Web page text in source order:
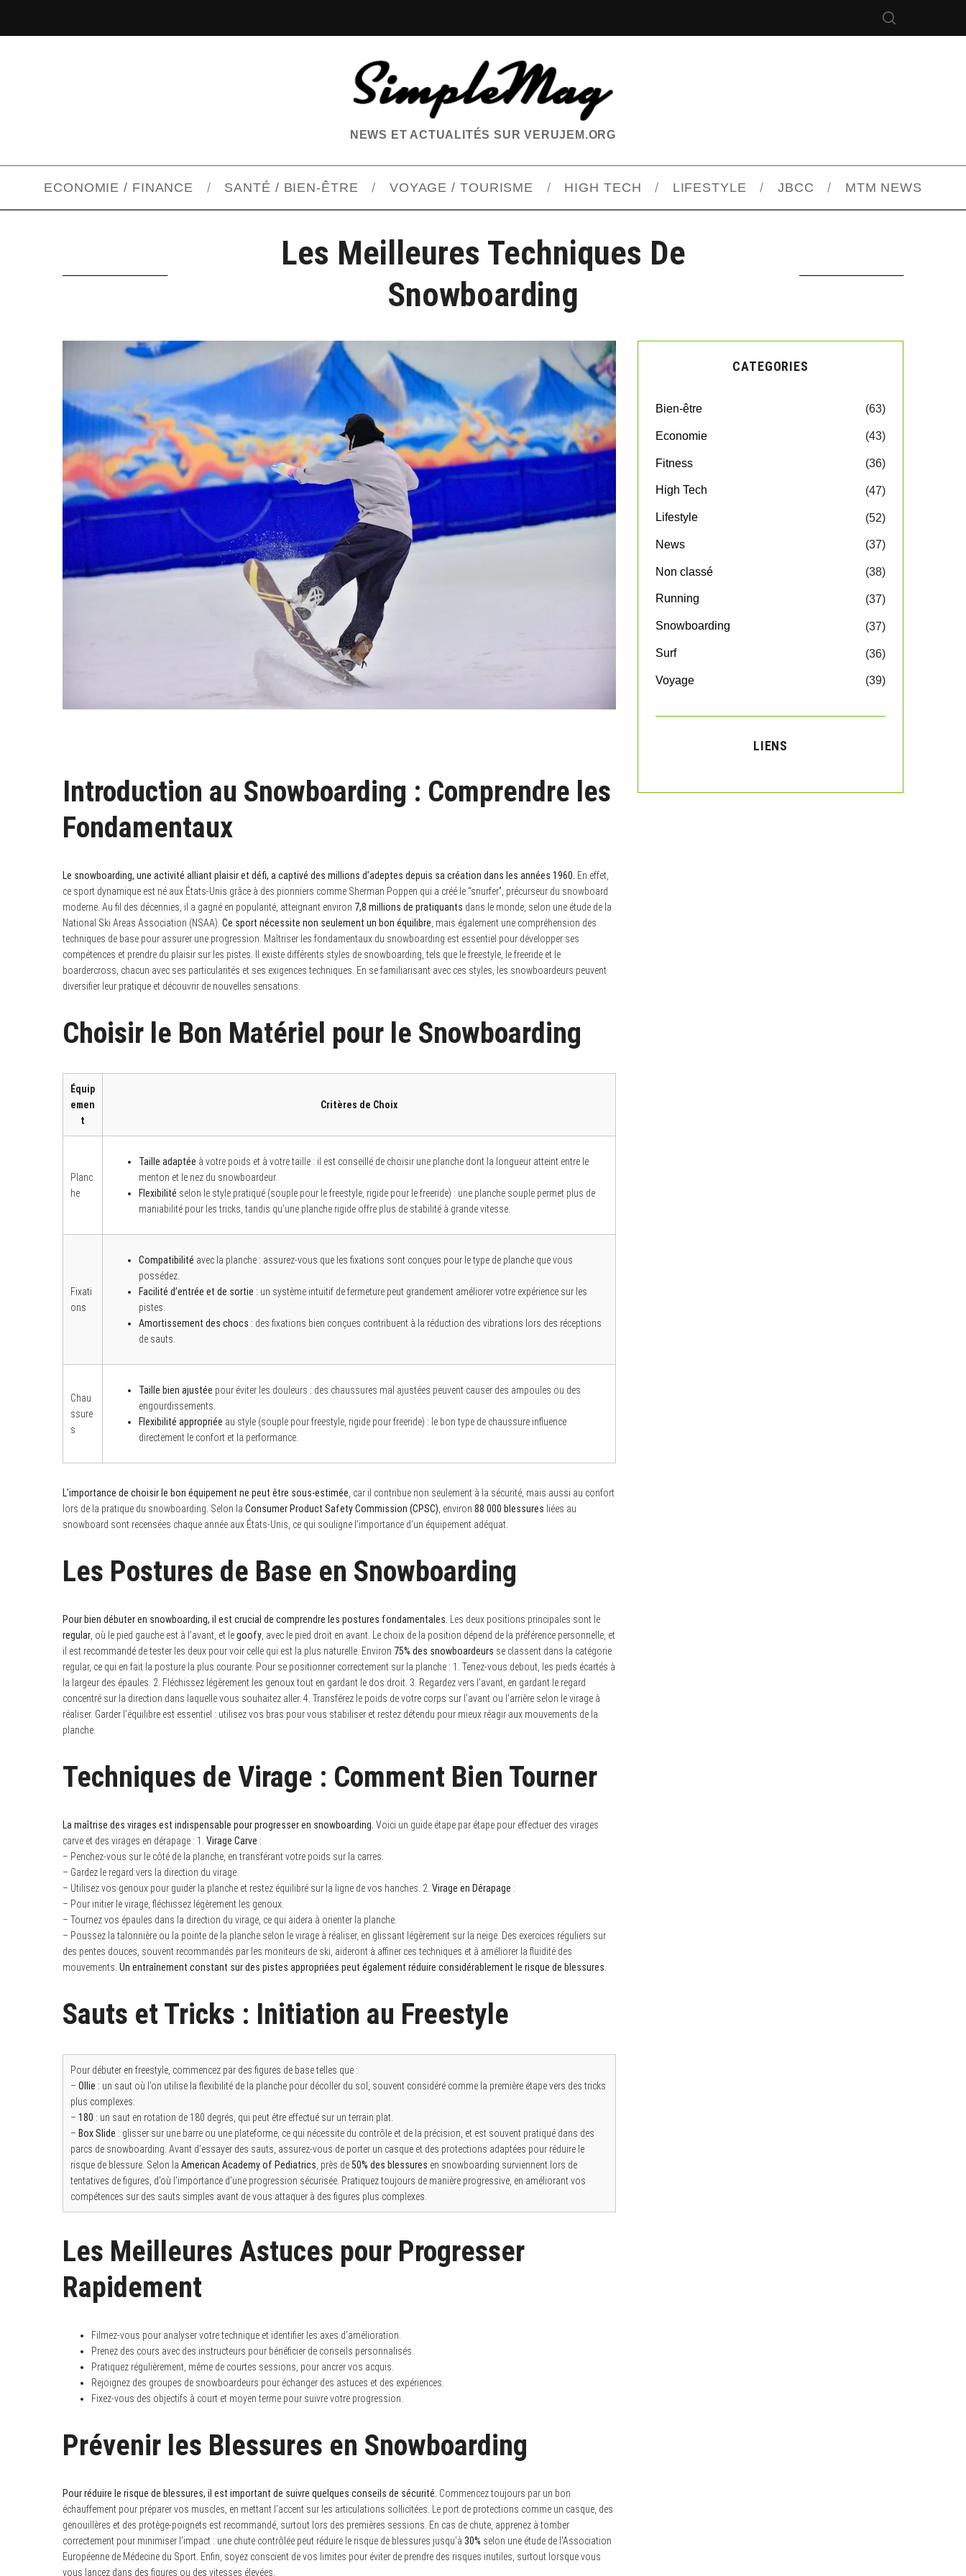
NEWS ET ACTUALITÉS SUR VERUJEM.ORG
ECONOMIE / FINANCE SANTÉ / BIEN-ÊTRE VOYAGE / TOURISME HIGH TECH LIFESTYLE JBCC MTM NEWS
Les Meilleures Techniques De
Snowboarding
Introduction au Snowboarding : Comprendre les
Fondamentaux
Le snowboarding, une activité alliant plaisir et défi, a captivé des millions d’adeptes depuis sa création dans les années 1960. En effet,
ce sport dynamique est né aux États-Unis grâce à des pionniers comme Sherman Poppen qui a créé le “snurfer”, précurseur du snowboard
moderne. Au fil des décennies, il a gagné en popularité, atteignant environ 7,8 millions de pratiquants dans le monde, selon une étude de la
National Ski Areas Association (NSAA). Ce sport nécessite non seulement un bon équilibre , mais également une compréhension des
techniques de base pour assurer une progression. Maîtriser les fondamentaux du snowboarding est essentiel pour développer ses
compétences et prendre du plaisir sur les pistes. Il existe différents styles de snowboarding, tels que le freestyle, le freeride et le
boardercross, chacun avec ses particularités et ses exigences techniques. En se familiarisant avec ces styles, les snowboardeurs peuvent
diversifier leur pratique et découvrir de nouvelles sensations.
Choisir le Bon Matériel pour le Snowboarding
Équip
emen
t
Critères de Choix
Planc
he
Taille adaptée à votre poids et à votre taille : il est conseillé de choisir une planche dont la longueur atteint entre le
menton et le nez du snowboardeur.
Flexibilité selon le style pratiqué (souple pour le freestyle, rigide pour le freeride) : une planche souple permet plus de
maniabilité pour les tricks, tandis qu’une planche rigide offre plus de stabilité à grande vitesse.
Fixati
ons
Compatibilité avec la planche : assurez-vous que les fixations sont conçues pour le type de planche que vous
possédez.
Facilité d’entrée et de sortie : un système intuitif de fermeture peut grandement améliorer votre expérience sur les
pistes.
Amortissement des chocs : des fixations bien conçues contribuent à la réduction des vibrations lors des réceptions
de sauts.
Chau
ssure
s
Taille bien ajustée pour éviter les douleurs : des chaussures mal ajustées peuvent causer des ampoules ou des
engourdissements.
Flexibilité appropriée au style (souple pour freestyle, rigide pour freeride) : le bon type de chaussure influence
directement le confort et la performance.
L’importance de choisir le bon équipement ne peut être sous-estimée , car il contribue non seulement à la sécurité, mais aussi au confort
lors de la pratique du snowboarding. Selon la Consumer Product Safety Commission (CPSC) , environ 88 000 blessures liées au
snowboard sont recensées chaque année aux États-Unis, ce qui souligne l’importance d’un équipement adéquat.
Les Postures de Base en Snowboarding
Pour bien débuter en snowboarding, il est crucial de comprendre les postures fondamentales.
Les deux positions principales sont le
regular , où le pied gauche est à l’avant, et legoofy , avec le pied droit en avant. Le choix de la position dépend de la préférence personnelle, et
il est recommandé de tester les deux pour voir celle qui est la plus naturelle. Environ 75% des snowboardeurs se classent dans la catégorie
regular, ce qui en fait la posture la plus courante. Pour se positionner correctement sur la planche : 1. Tenez-vous debout, les pieds écartés à
la largeur des épaules. 2. Fléchissez légèrement les genoux tout en gardant le dos droit. 3. Regardez vers l’avant, en gardant le regard
concentré sur la direction dans laquelle vous souhaitez aller. 4. Transférez le poids de votre corps sur l’avant ou l’arrière selon le virage à
réaliser. Garder l’équilibre est essentiel : utilisez vos bras pour vous stabiliser et restez détendu pour mieux réagir aux mouvements de la
planche.
Techniques de Virage : Comment Bien Tourner
La maîtrise des virages est indispensable pour progresser en snowboarding. Voici un guide étape par étape pour effectuer des virages
carve et des virages en dérapage : 1. Virage Carve :
– Penchez-vous sur le côté de la planche, en transférant votre poids sur la carres.
– Gardez le regard vers la direction du virage.
– Utilisez vos genoux pour guider la planche et restez équilibré sur la ligne de vos hanches. 2. Virage en Dérapage :
– Pour initier le virage, fléchissez légèrement les genoux.
– Tournez vos épaules dans la direction du virage, ce qui aidera à orienter la planche.
– Poussez la talonnière ou la pointe de la planche selon le virage à réaliser, en glissant légèrement sur la neige. Des exercices réguliers sur
des pentes douces, souvent recommandés par les moniteurs de ski, aideront à affiner ces techniques et à améliorer la fluidité des
mouvements. Un entraînement constant sur des pistes appropriées peut également réduire considérablement le risque de blessures
Sauts et Tricks : Initiation au Freestyle
Pour débuter en freestyle, commencez par des figures de base telles que :
– Ollie : un saut où l’on utilise la flexibilité de la planche pour décoller du sol, souvent considéré comme la première étape vers des tricks
plus complexes.
– 180 : un saut en rotation de 180 degrés, qui peut être effectué sur un terrain plat.
– Box Slide : glisser sur une barre ou une plateforme, ce qui nécessite du contrôle et de la précision, et est souvent pratiqué dans des
parcs de snowboarding. Avant d’essayer des sauts, assurez-vous de porter un casque et des protections adaptées pour réduire le
risque de blessure. Selon la American Academy of Pediatrics , près de50% des blessures en snowboarding surviennent lors de
tentatives de figures, d’où l’importance d’une progression sécurisée. Pratiquez toujours de manière progressive, en améliorant vos
compétences sur des sauts simples avant de vous attaquer à des figures plus complexes.
Les Meilleures Astuces pour Progresser
Rapidement
Filmez-vous pour analyser votre technique et identifier les axes d’amélioration.
Prenez des cours avec des instructeurs pour bénéficier de conseils personnalisés.
Pratiquez régulièrement, même de courtes sessions, pour ancrer vos acquis.
Rejoignez des groupes de snowboardeurs pour échanger des astuces et des expériences.
Fixez-vous des objectifs à court et moyen terme pour suivre votre progression.
Prévenir les Blessures en Snowboarding
Pour réduire le risque de blessures, il est important de suivre quelques conseils de sécurité. Commencez toujours par un bon
échauffement pour préparer vos muscles, en mettant l’accent sur les articulations sollicitées. Le port de protections comme un casque, des
genouillères et des protège-poignets est recommandé, surtout lors des premières sessions. En cas de chute, apprenez à tomber
correctement pour minimiser l’impact : une chute contrôlée peut réduire le risque de blessures jusqu’à 30% selon une étude de l’Association
Européenne de Médecine du Sport. Enfin, soyez conscient de vos limites pour éviter de prendre des risques inutiles, surtout lorsque vous
vous lancez dans des figures ou des vitesses élevées.
CATEGORIES
Bien-être (63)
Economie (43)
Fitness (36)
High Tech (47)
Lifestyle (52)
News (37)
Non classé (38)
Running (37)
Snowboarding (37)
Surf (36)
Voyage (39)
LIENS
r
c
f
o
: